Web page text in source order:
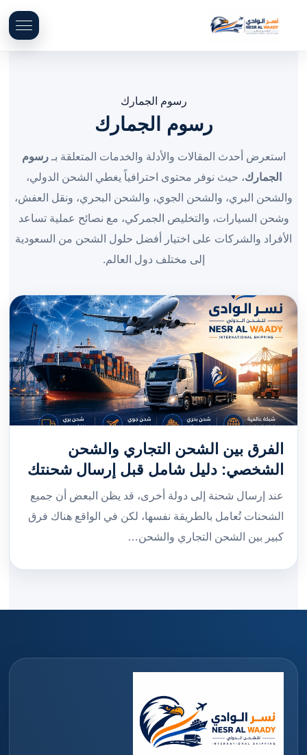
رسوم الجمارك
رسوم الجمارك
استعرض أحدث المقالات والأدلة والخدمات المتعلقة بـرسوم
الجمارك، حيث نوفر محتوى احترافياً يغطي الشحن الدولي،
والشحن البري، والشحن الجوي، والشحن البحري، ونقل العفش،
وشحن السيارات، والتخليص الجمركي، مع نصائح عملية تساعد
الأفراد والشركات على اختيار أفضل حلول الشحن من السعودية
إلى مختلف دول العالم.
الفرق بين الشحن التجاري والشحن
الشخصي: دليل شامل قبل إرسال شحنتك
عند إرسال شحنة إلى دولة أخرى، قد يظن البعض أن جميع
الشحنات تُعامل بالطريقة نفسها، لكن في الواقع هناك فرق
كبير بين الشحن التجاري والشحن…